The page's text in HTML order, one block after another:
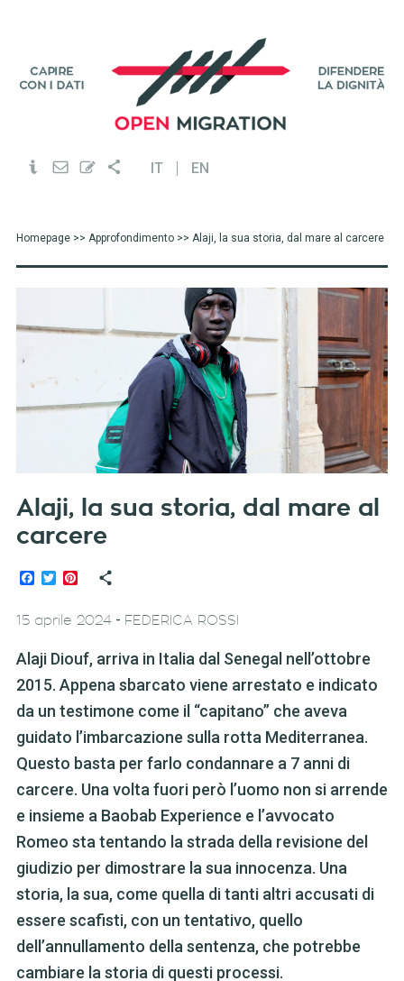
IT EN
Homepage>> Approfondimento>> Alaji, la sua storia, dal mare al carcere
Alaji, la sua storia, dal mare al
carcere
Facebook
TwitterPinterest
15 aprile 2024 - FEDERICA ROSSI
Alaji Diouf, arriva in Italia dal Senegal nell’ottobre
2015. Appena sbarcato viene arrestato e indicato
da un testimone come il “capitano” che aveva
guidato l’imbarcazione sulla rotta Mediterranea.
Questo basta per farlo condannare a 7 anni di
carcere. Una volta fuori però l’uomo non si arrende
e insieme a Baobab Experience e l’avvocato
Romeo sta tentando la strada della revisione del
giudizio per dimostrare la sua innocenza. Una
storia, la sua, come quella di tanti altri accusati di
essere scafisti, con un tentativo, quello
dell’annullamento della sentenza, che potrebbe
cambiare la storia di questi processi.